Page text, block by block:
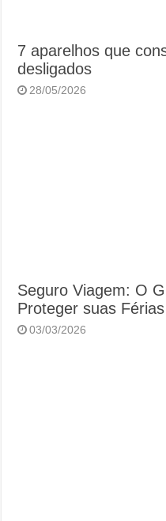
7 aparelhos que
desligados
28/05/2026
Seguro Viagem: O
Proteger suas
03/03/2026